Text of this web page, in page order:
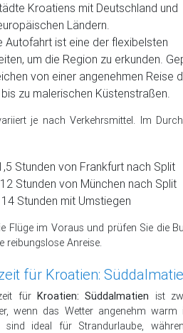
Kroatiens mit Deutschland und
Ländern.
Autofahrt ist eine der flexibelsten
um die Region zu erkunden.
von einer angenehmen Reise
zu malerischen Küstenstraßen.
je nach Verkehrsmittel. Im
Stunden von Frankfurt nach Split
Stunden von München nach Split
Stunden mit Umstiegen
Flüge im Voraus und prüfen Sie die
reibungslose Anreise.
für Kroatien:
für Kroatien: Süddalmatien ist
wenn das Wetter angenehm warm
sind ideal für Strandurlaube,